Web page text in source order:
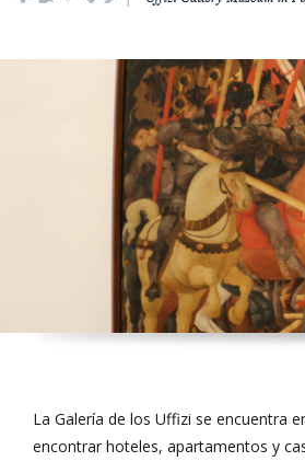
La Galería de los Uffizi se encuentra
encontrar hoteles, apartamentos y